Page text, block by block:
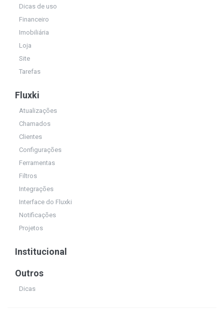
Dicas de uso
Financeiro
Imobiliária
Loja
Site
Tarefas
Fluxki
Atualizações
Chamados
Clientes
Configurações
Ferramentas
Filtros
Integrações
Interface do Fluxki
Notificações
Projetos
Institucional
Outros
Dicas